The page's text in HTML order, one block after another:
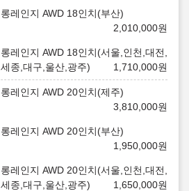
롱레인지 AWD 18인치(부산)
2,010,000원
롱레인지 AWD 18인치(서울,인천,대전,
세종,대구,울산,광주)
1,710,000원
롱레인지 AWD 20인치(제주)
3,810,000원
롱레인지 AWD 20인치(부산)
1,950,000원
롱레인지 AWD 20인치(서울,인천,대전,
세종,대구,울산,광주)
1,650,000원